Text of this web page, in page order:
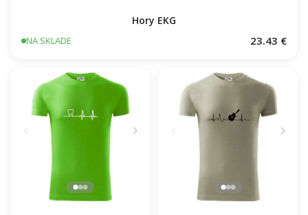
Hory EKG
NA SKLADE 23.43 €